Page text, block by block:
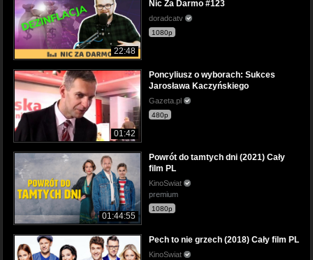
22:48
Nic Za Darmo #123
doradcatv
1080p
01:42
Poncyliusz o wyborach: Sukces
Jarosława Kaczyńskiego
Gazeta.pl
480p
01:44:55
Powrót do tamtych dni (2021) Cały
film PL
KinoSwiat
premium
1080p
Pech to nie grzech (2018) Cały film PL
KinoSwiat